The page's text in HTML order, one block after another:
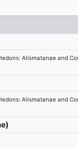
Alismatanae and
Alismatanae and